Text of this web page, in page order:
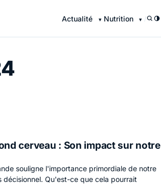
Actualité Nutrition /
cerveau : Son impact sur notre
souligne l'importance primordiale de notre
décisionnel. Qu'est-ce que cela pourrait